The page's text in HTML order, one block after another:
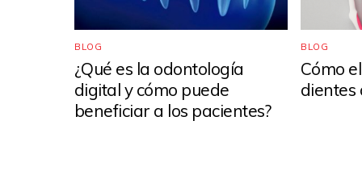
BLOG
¿Qué es la odontología
digital y cómo puede
beneficiar a los pacientes?
BLOG
Cómo
dientes